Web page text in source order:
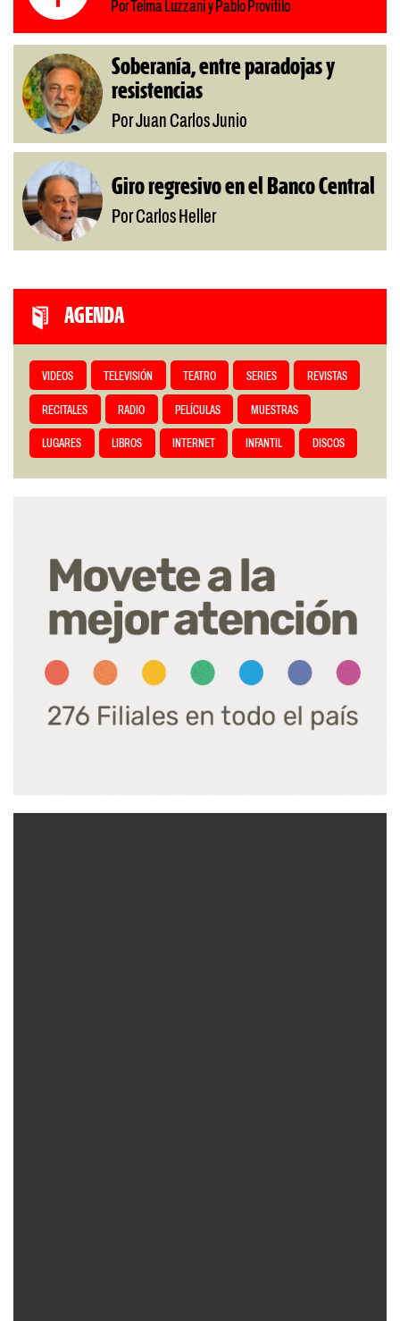
Por Telma Luzzani y Pablo Provitilo
Soberanía, entre paradojas y
resistencias
Por Juan Carlos Junio
Giro regresivo en el Banco Central
Por Carlos Heller
AGENDA
VIDEOS TELEVISIÓN TEATRO SERIES REVISTAS
RECITALES RADIO PELÍCULAS MUESTRAS
LUGARES LIBROS INTERNET INFANTIL DISCOS